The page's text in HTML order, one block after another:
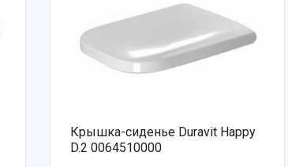
Крышка-сиденье Duravit Happy
D.2 0064510000